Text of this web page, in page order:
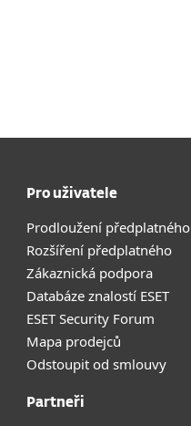
Pro uživatele
Prodloužení předplatného
Rozšíření předplatného
Zákaznická podpora
Databáze znalostí ESET
ESET Security Forum
Mapa prodejců
Odstoupit od smlouvy
Partneři